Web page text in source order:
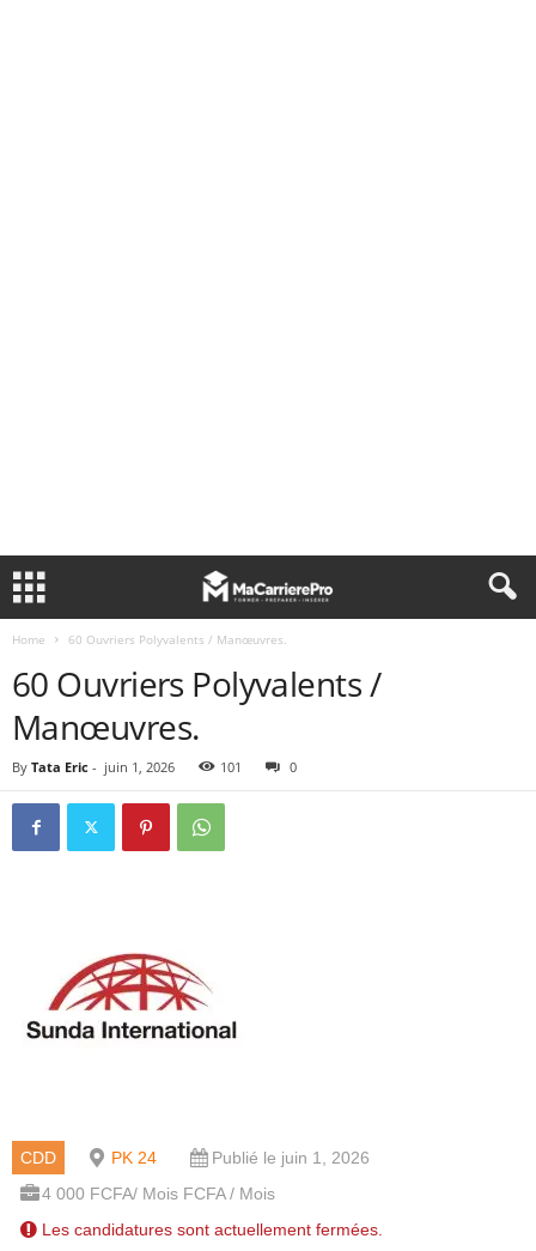
Home 60 Ouvriers Polyvalents / Manœuvres.
60 Ouvriers Polyvalents /
Manœuvres.
By Tata Eric - juin 1, 2026 101 0
CDD PK 24
Publié le juin 1, 2026
4 000 FCFA/ Mois FCFA / Mois
Les candidatures sont actuellement fermées.